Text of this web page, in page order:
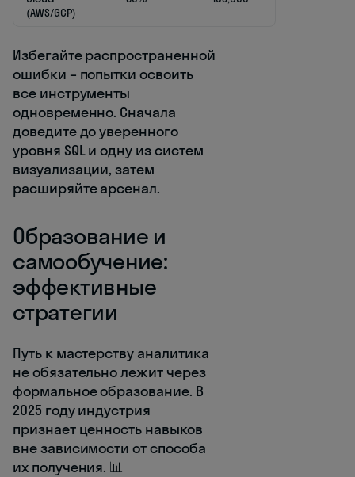
(AWS/GCP)
Избегайте распространенной
ошибки – попытки освоить
все инструменты
одновременно. Сначала
доведите до уверенного
уровня SQL и одну из систем
визуализации, затем
расширяйте арсенал.
Образование и
самообучение:
эффективные
стратегии
Путь к мастерству аналитика
не обязательно лежит через
формальное образование. В
2025 году индустрия
признает ценность навыков
вне зависимости от способа
их получения. 📊